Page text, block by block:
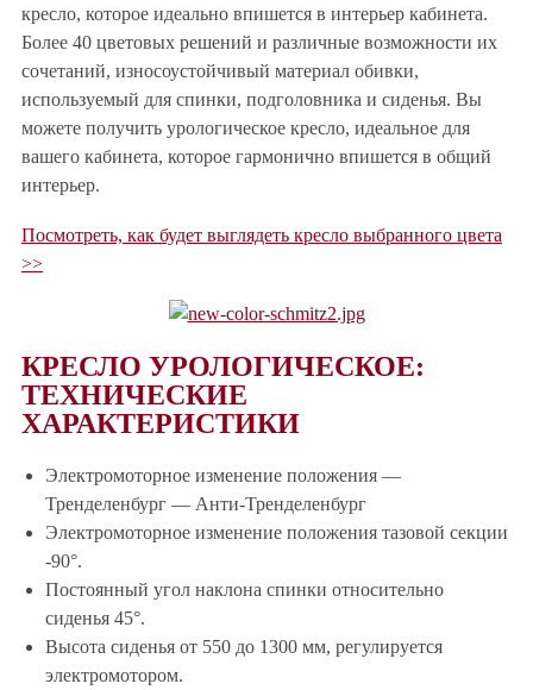
кресло, которое идеально впишется в интерьер кабинета.
Более 40 цветовых решений и различные возможности их
сочетаний, износоустойчивый материал обивки,
используемый для спинки, подголовника и сиденья. Вы
можете получить урологическое кресло, идеальное для
вашего кабинета, которое гармонично впишется в общий
интерьер.
Посмотреть, как будет выглядеть кресло выбранного цвета
>>
КРЕСЛО УРОЛОГИЧЕСКОЕ:
ТЕХНИЧЕСКИЕ
ХАРАКТЕРИСТИКИ
Электромоторное изменение положения —
Тренделенбург — Анти-Тренделенбург
Электромоторное изменение положения тазовой секции
-90°.
Постоянный угол наклона спинки относительно
сиденья 45°.
Высота сиденья от 550 до 1300 мм, регулируется
электромотором.